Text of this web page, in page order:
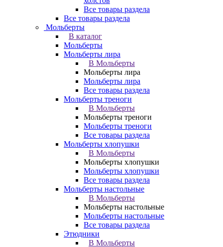
Все товары раздела
Все товары раздела
Мольберты
В каталог
Мольберты
Мольберты лира
В Мольберты
Мольберты лира
Мольберты лира
Все товары раздела
Мольберты треноги
В Мольберты
Мольберты треноги
Мольберты треноги
Все товары раздела
Мольберты хлопушки
В Мольберты
Мольберты хлопушки
Мольберты хлопушки
Все товары раздела
Мольберты настольные
В Мольберты
Мольберты настольные
Мольберты настольные
Все товары раздела
Этюдники
В Мольберты